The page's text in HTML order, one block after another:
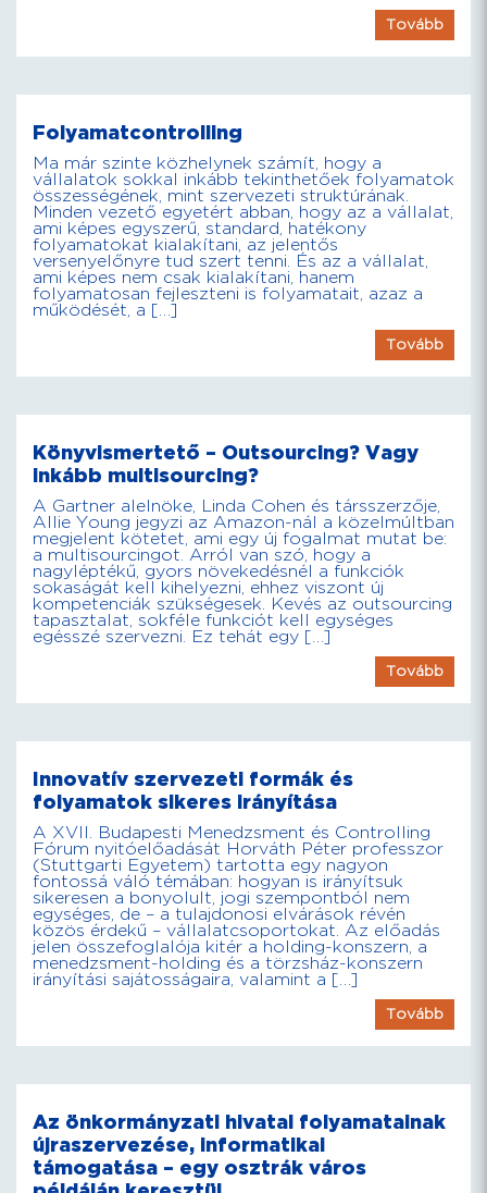
Tovább
Folyamatcontrolling
Ma már szinte közhelynek számít, hogy a
vállalatok sokkal inkább tekinthetőek folyamatok
összességének, mint szervezeti struktúrának.
Minden vezető egyetért abban, hogy az a vállalat,
ami képes egyszerű, standard, hatékony
folyamatokat kialakítani, az jelentős
versenyelőnyre tud szert tenni. És az a vállalat,
ami képes nem csak kialakítani, hanem
folyamatosan fejleszteni is folyamatait, azaz a
működését, a […]
Tovább
Könyvismertető – Outsourcing? Vagy
inkább multisourcing?
A Gartner alelnöke, Linda Cohen és társszerzője,
Allie Young jegyzi az Amazon-nál a közelmúltban
megjelent kötetet, ami egy új fogalmat mutat be:
a multisourcingot. Arról van szó, hogy a
nagyléptékű, gyors növekedésnél a funkciók
sokaságát kell kihelyezni, ehhez viszont új
kompetenciák szükségesek. Kevés az outsourcing
tapasztalat, sokféle funkciót kell egységes
egésszé szervezni. Ez tehát egy […]
Tovább
Innovatív szervezeti formák és
folyamatok sikeres irányítása
A XVII. Budapesti Menedzsment és Controlling
Fórum nyitóelőadását Horváth Péter professzor
(Stuttgarti Egyetem) tartotta egy nagyon
fontossá váló témában: hogyan is irányítsuk
sikeresen a bonyolult, jogi szempontból nem
egységes, de – a tulajdonosi elvárások révén
közös érdekű – vállalatcsoportokat. Az előadás
jelen összefoglalója kitér a holding-konszern, a
menedzsment-holding és a törzsház-konszern
irányítási sajátosságaira, valamint a […]
Tovább
Az önkormányzati hivatal folyamatainak
újraszervezése, informatikai
támogatása – egy osztrák város